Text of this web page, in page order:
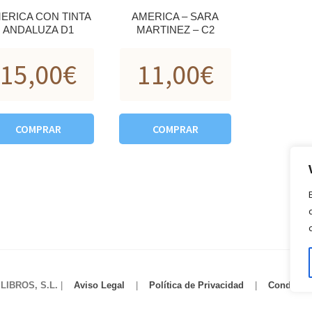
CON TINTA
ANDALUZA D1
15,00€
COMPRAR
AMERICA – SARA
MARTINEZ – C2
11,00€
COMPRAR
S.L. Aviso Legal Política de Privacidad